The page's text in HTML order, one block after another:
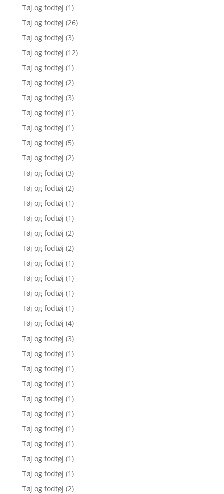
Tøj og fodtøj (1)
Tøj og fodtøj (26)
Tøj og fodtøj (3)
Tøj og fodtøj (12)
Tøj og fodtøj (1)
Tøj og fodtøj (2)
Tøj og fodtøj (3)
Tøj og fodtøj (1)
Tøj og fodtøj (1)
Tøj og fodtøj (5)
Tøj og fodtøj (2)
Tøj og fodtøj (3)
Tøj og fodtøj (2)
Tøj og fodtøj (1)
Tøj og fodtøj (1)
Tøj og fodtøj (2)
Tøj og fodtøj (2)
Tøj og fodtøj (1)
Tøj og fodtøj (1)
Tøj og fodtøj (1)
Tøj og fodtøj (1)
Tøj og fodtøj (4)
Tøj og fodtøj (3)
Tøj og fodtøj (1)
Tøj og fodtøj (1)
Tøj og fodtøj (1)
Tøj og fodtøj (1)
Tøj og fodtøj (1)
Tøj og fodtøj (1)
Tøj og fodtøj (1)
Tøj og fodtøj (1)
Tøj og fodtøj (1)
Tøj og fodtøj (2)